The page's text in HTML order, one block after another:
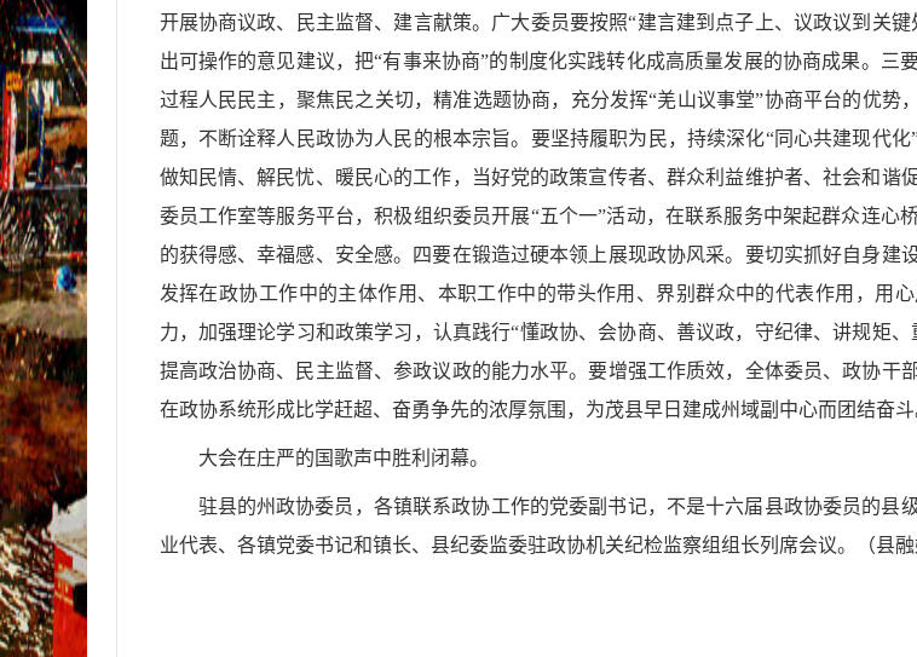
开展协商议政、民主监督、建言献策。广大委员要按照“建言建到点子上、议政议到关
出可操作的意见建议，把“有事来协商”的制度化实践转化成高质量发展的协商成果。
过程人民民主，聚焦民之关切，精准选题协商，充分发挥“羌山议事堂”协商平台的优势
题，不断诠释人民政协为人民的根本宗旨。要坚持履职为民，持续深化“同心共建现代
做知民情、解民忧、暖民心的工作，当好党的政策宣传者、群众利益维护者、社会和谐
委员工作室等服务平台，积极组织委员开展“五个一”活动，在联系服务中架起群众连
的获得感、幸福感、安全感。四要在锻造过硬本领上展现政协风采。要切实抓好自身
发挥在政协工作中的主体作用、本职工作中的带头作用、界别群众中的代表作用，用
力，加强理论学习和政策学习，认真践行“懂政协、会协商、善议政，守纪律、讲规矩
提高政治协商、民主监督、参政议政的能力水平。要增强工作质效，全体委员、政协干
在政协系统形成比学赶超、奋勇争先的浓厚氛围，为茂县早日建成州域副中心而团结奋斗
大会在庄严的国歌声中胜利闭幕。
驻县的州政协委员，各镇联系政协工作的党委副书记，不是十六届县政协委员的
业代表、各镇党委书记和镇长、县纪委监委驻政协机关纪检监察组组长列席会议。（县融